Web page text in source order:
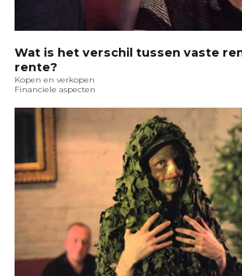
Wat is het verschil tussen vaste
rente?
Kopen en verkopen
Financiele aspecten